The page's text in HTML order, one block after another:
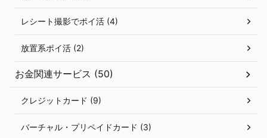
レシート撮影でポイ活 (4)
放置系ポイ活 (2)
お金関連サービス (50)
クレジットカード (9)
バーチャル・プリペイドカード (3)